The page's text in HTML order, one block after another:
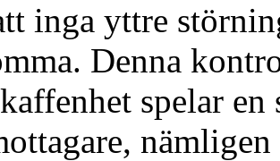
inga yttre
Denna
spelar
nämligen